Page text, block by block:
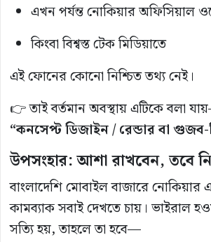
এখন পর্যন্ত নোকিয়ার অফিসিয়াল
কিংবা বিশ্বস্ত টেক মিডিয়াতে
এই ফোনের কোনো নিশ্চিত তথ্য নেই।
👉 তাই বর্তমান অবস্থায় এটিকে বলা
“কনসেপ্ট ডিজাইন / রেন্ডার বা গুজব-
উপসংহার: আশা রাখবেন, তবে
বাংলাদেশি মোবাইল বাজারে নোকিয়ার
কামব্যাক সবাই দেখতে চায়। ভাইরাল
সত্যি হয়, তাহলে তা হবে—